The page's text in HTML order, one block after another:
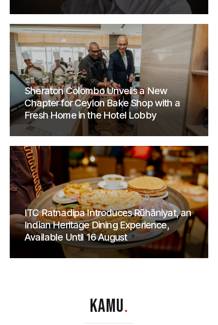
Sheraton Colombo Unveils a New
Chapter for Ceylon Bake Shop with a
Fresh Home in the Hotel Lobby
ITC Ratnadipa Introduces Rūhāniyat, an
Indian Heritage Dining Experience,
Available Until 16 August
KAMU.